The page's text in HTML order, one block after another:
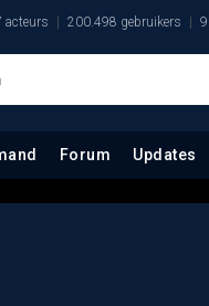
acteurs 200.498 gebruikers
Forum Updates